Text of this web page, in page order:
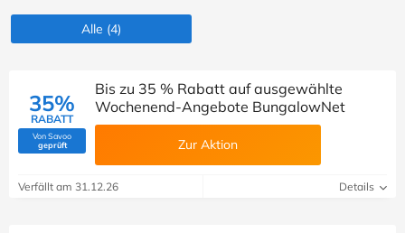
Alle (4)
35%
RABATT
Von Savoo
geprüft(Von Savoo geprüft)
Bis zu 35 % Rabatt auf ausgewählte
Wochenend-Angebote BungalowNet
Zur Aktion
Verfällt am 31.12.26 Details